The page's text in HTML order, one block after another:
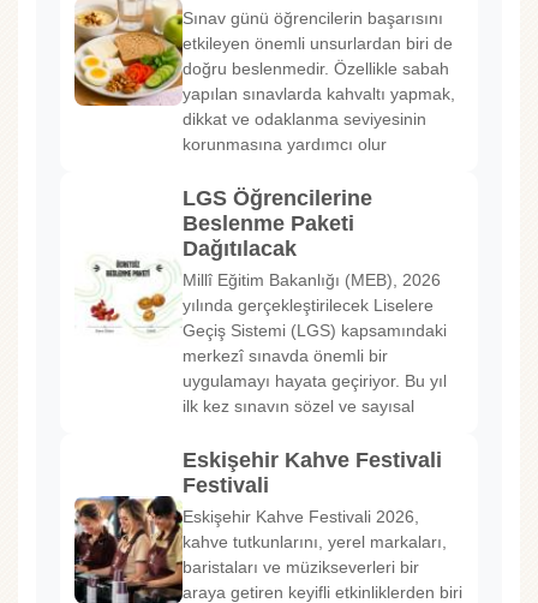
Sınav günü öğrencilerin başarısını
etkileyen önemli unsurlardan biri de
doğru beslenmedir. Özellikle sabah
yapılan sınavlarda kahvaltı yapmak,
dikkat ve odaklanma seviyesinin
korunmasına yardımcı olur
LGS Öğrencilerine
Beslenme Paketi
Dağıtılacak
Millî Eğitim Bakanlığı (MEB), 2026
yılında gerçekleştirilecek Liselere
Geçiş Sistemi (LGS) kapsamındaki
merkezî sınavda önemli bir
uygulamayı hayata geçiriyor. Bu yıl
ilk kez sınavın sözel ve sayısal
Eskişehir Kahve Festivali
Festivali
Eskişehir Kahve Festivali 2026,
kahve tutkunlarını, yerel markaları,
baristaları ve müzikseverleri bir
araya getiren keyifli etkinliklerden biri